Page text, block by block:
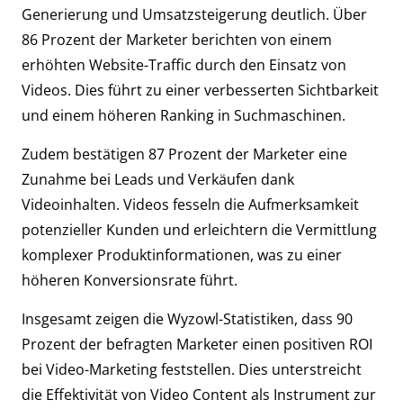
Generierung und Umsatzsteigerung deutlich. Über
86 Prozent der Marketer berichten von einem
erhöhten Website-Traffic durch den Einsatz von
Videos. Dies führt zu einer verbesserten Sichtbarkeit
und einem höheren Ranking in Suchmaschinen.
Zudem bestätigen 87 Prozent der Marketer eine
Zunahme bei Leads und Verkäufen dank
Videoinhalten. Videos fesseln die Aufmerksamkeit
potenzieller Kunden und erleichtern die Vermittlung
komplexer Produktinformationen, was zu einer
höheren Konversionsrate führt.
Insgesamt zeigen die Wyzowl-Statistiken, dass 90
Prozent der befragten Marketer einen positiven ROI
bei Video-Marketing feststellen. Dies unterstreicht
die Effektivität von Video Content als Instrument zur